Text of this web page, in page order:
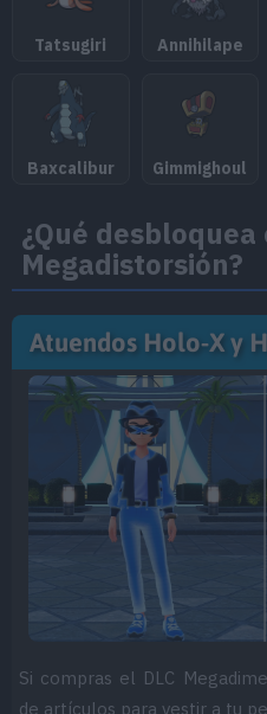
Tatsugiri Annihilape
Baxcalibur Gimmighoul
¿Qué desbloquea
Megadistorsión?
Atuendos Holo-X y
Si compras el DLC
de artículos para vestir a tu